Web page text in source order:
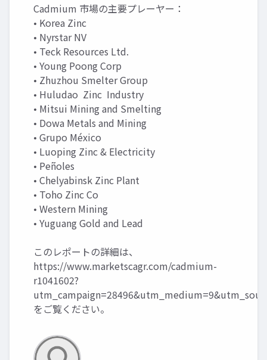
Cadmium 市場の主要プレーヤー：
• Korea Zinc
• Nyrstar NV
• Teck Resources Ltd.
• Young Poong Corp
• Zhuzhou Smelter Group
• Huludao Zinc Industry
• Mitsui Mining and Smelting
• Dowa Metals and Mining
• Grupo México
• Luoping Zinc & Electricity
• Peñoles
• Chelyabinsk Zinc Plant
• Toho Zinc Co
• Western Mining
• Yuguang Gold and Lead
このレポートの詳細は、
https://www.marketscagr.com/cadmium-
r1041602?
をご覧ください。